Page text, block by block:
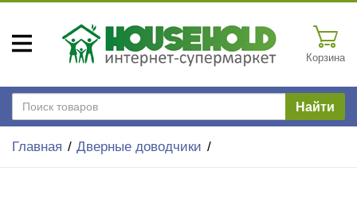
Корзина
Найти
Главная Дверные доводчики